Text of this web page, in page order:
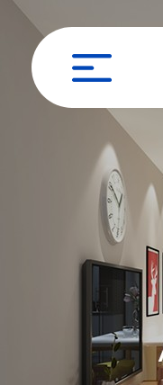
姓名